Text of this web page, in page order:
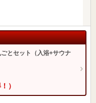
とセット（入浴+サウナ
）